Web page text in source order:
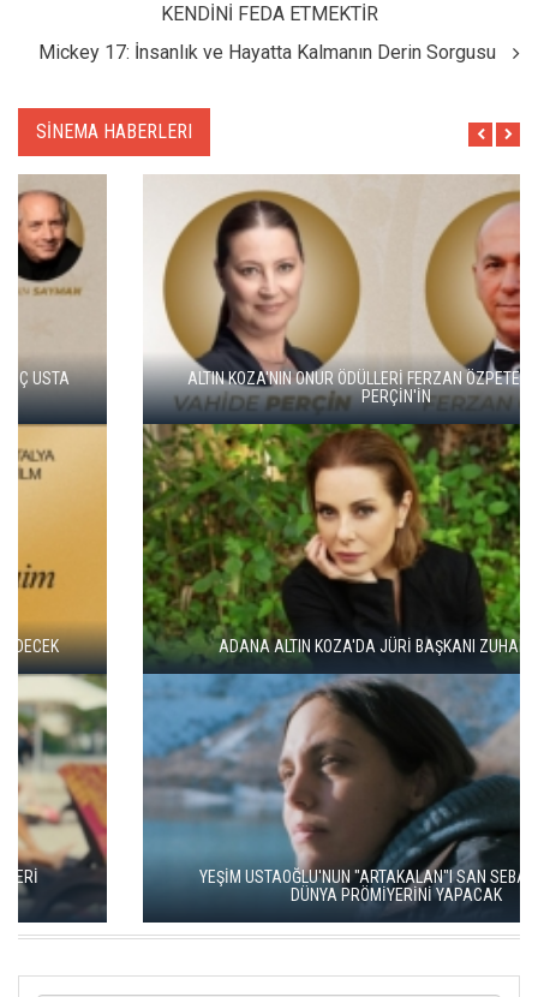
KENDİNİ FEDA ETMEKTİR
Mickey 17: İnsanlık ve Hayatta Kalmanın Derin Sorgusu
SİNEMA HABERLERI
ALTIN KOZA'NIN ONUR ÖDÜLLERİ FERZAN ÖZPETEK VE VAHİDE
PERÇİN'İN
ADANA ALTIN KOZA'DA JÜRİ BAŞKANI ZUHAL OLCAY
YEŞİM USTAOĞLU'NUN "ARTAKALAN"I SAN SEBASTIÁN'DA
DÜNYA PRÖMİYERİNİ YAPACAK